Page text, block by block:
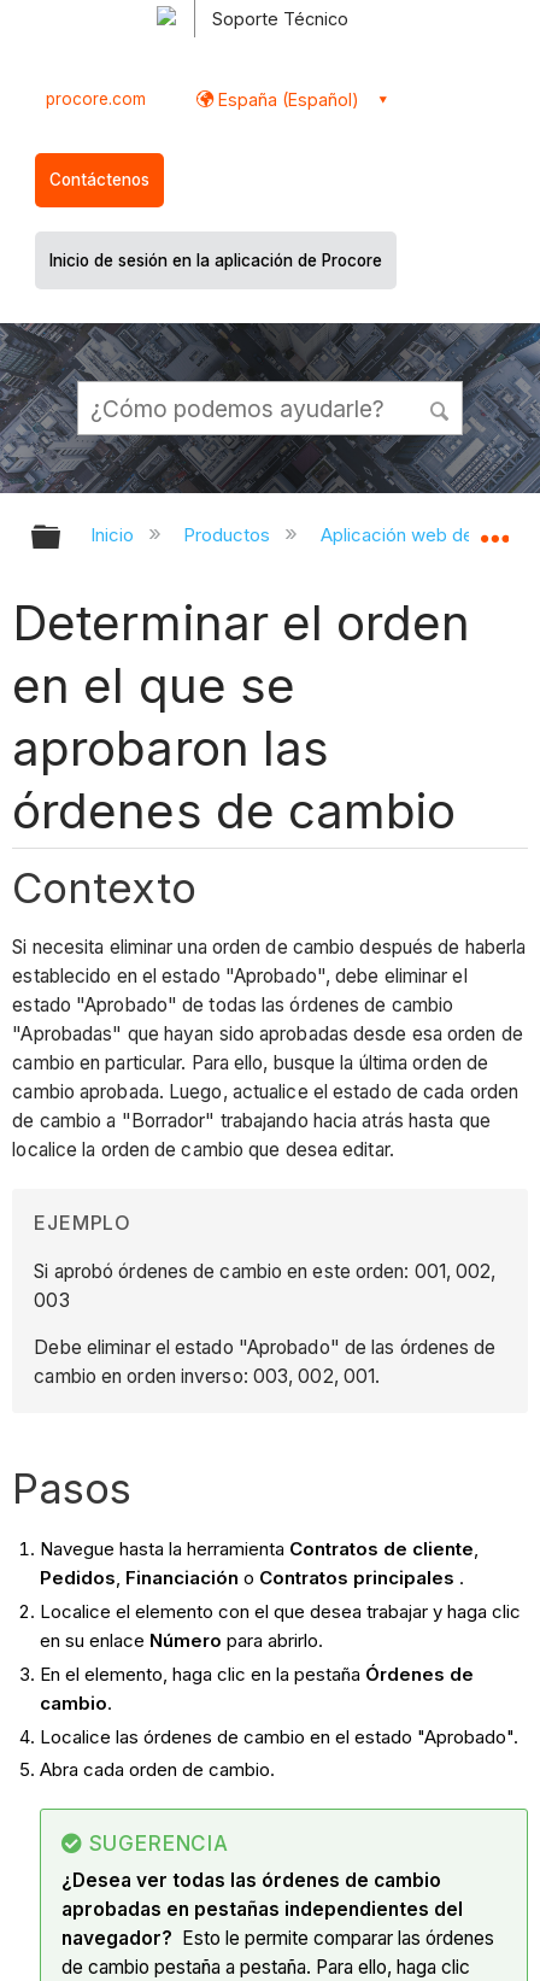
Soporte Técnico
procore.com España (Español)
Contáctenos
Inicio de sesión en la aplicación de Procore
Expandir/contraer jerarquía global
Inicio Productos Aplicación web de
Determinar el orden
en el que se
aprobaron las
órdenes de cambio
Contexto
Si necesita eliminar una orden de cambio después de haberla
establecido en el estado "Aprobado", debe eliminar el
estado "Aprobado" de todas las órdenes de cambio
"Aprobadas" que hayan sido aprobadas desde esa orden de
cambio en particular. Para ello, busque la última orden de
cambio aprobada. Luego, actualice el estado de cada orden
de cambio a "Borrador" trabajando hacia atrás hasta que
localice la orden de cambio que desea editar.
EJEMPLO
Si aprobó órdenes de cambio en este orden: 001, 002,
003
Debe eliminar el estado "Aprobado" de las órdenes de
cambio en orden inverso: 003, 002, 001.
Pasos
Navegue hasta la herramienta Contratos de cliente,
Pedidos, Financiación o Contratos principales .
Localice el elemento con el que desea trabajar y haga clic
en su enlace Número para abrirlo.
En el elemento, haga clic en la pestaña Órdenes de
cambio.
Localice las órdenes de cambio en el estado "Aprobado".
Abra cada orden de cambio.
SUGERENCIA
¿Desea ver todas las órdenes de cambio
aprobadas en pestañas independientes del
navegador?
Esto le permite comparar las órdenes
de cambio pestaña a pestaña. Para ello, haga clic